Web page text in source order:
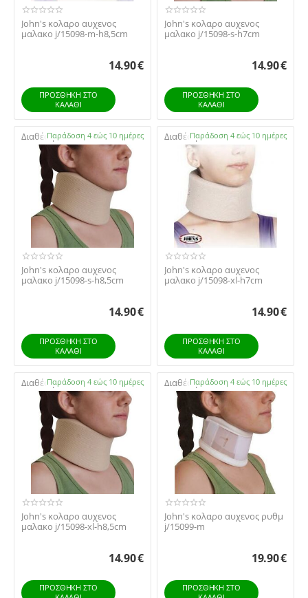
John's κολαρο αυχενος
μαλακο j/15098-m-h8,5cm
14.90€
ΠΡΟΣΘΉΚΗ ΣΤΟ
ΚΑΛΆΘΙ
John's κολαρο αυχενος
μαλακο j/15098-s-h7cm
14.90€
ΠΡΟΣΘΉΚΗ ΣΤΟ
ΚΑΛΆΘΙ
Διαθέσιμο:Παράδοση 4 εώς 10 ημέρες
John's κολαρο αυχενος
μαλακο j/15098-s-h8,5cm
14.90€
ΠΡΟΣΘΉΚΗ ΣΤΟ
ΚΑΛΆΘΙ
Διαθέσιμο:Παράδοση 4 εώς 10 ημέρες
John's κολαρο αυχενος
μαλακο j/15098-xl-h7cm
14.90€
ΠΡΟΣΘΉΚΗ ΣΤΟ
ΚΑΛΆΘΙ
Διαθέσιμο:Παράδοση 4 εώς 10 ημέρες
John's κολαρο αυχενος
μαλακο j/15098-xl-h8,5cm
14.90€
ΠΡΟΣΘΉΚΗ ΣΤΟ
Διαθέσιμο:Παράδοση 4 εώς 10 ημέρες
John's κολαρο αυχενος ρυθμ
j/15099-m
19.90€
ΠΡΟΣΘΉΚΗ ΣΤΟ